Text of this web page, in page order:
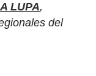
LUPA,
del